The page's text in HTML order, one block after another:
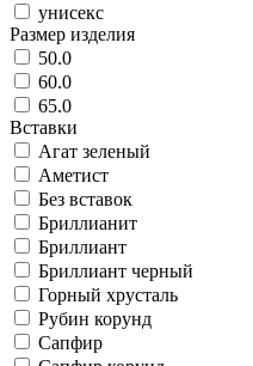
унисекс
Размер изделия
50.0
60.0
65.0
Вставки
Агат зеленый
Аметист
Без вставок
Бриллианит
Бриллиант
Бриллиант черный
Горный хрусталь
Рубин корунд
Сапфир